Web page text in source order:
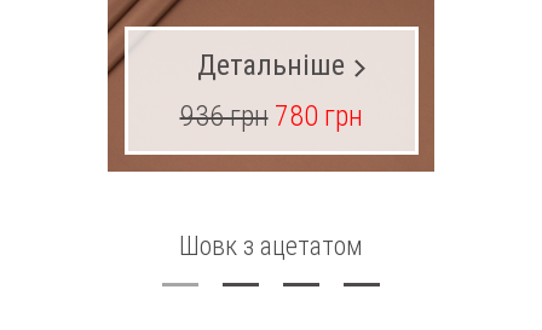
Шовк з ацетатом
Детальніше
936 грн 780 грн